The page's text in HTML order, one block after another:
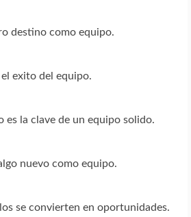
destino como equipo.
exito del equipo.
es la clave de un equipo solido.
nuevo como equipo.
se convierten en oportunidades.